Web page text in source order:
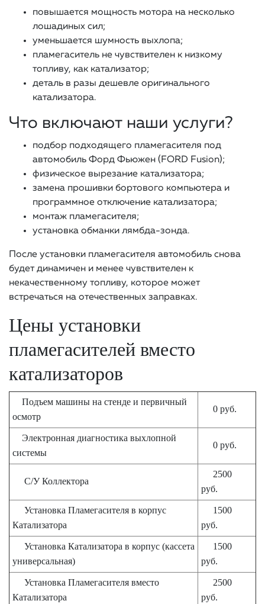
повышается мощность мотора на несколько
лошадиных сил;
уменьшается шумность выхлопа;
пламегаситель не чувствителен к низкому
топливу, как катализатор;
деталь в разы дешевле оригинального
катализатора.
Что включают наши услуги?
подбор подходящего пламегасителя под
автомобиль Форд Фьюжен (FORD Fusion);
физическое вырезание катализатора;
замена прошивки бортового компьютера и
программное отключение катализатора;
монтаж пламегасителя;
установка обманки лямбда-зонда.
После установки пламегасителя автомобиль снова
будет динамичен и менее чувствителен к
некачественному топливу, которое может
встречаться на отечественных заправках.
Цены установки
пламегасителей вместо
катализаторов
Подъем машины на стенде и первичный
осмотр
0 руб.
Электронная диагностика выхлопной
системы
0 руб.
С/У Коллектора
2500
руб.
Установка Пламегасителя в корпус
Катализатора
1500
руб.
Установка Катализатора в корпус (кассета
универсальная)
1500
руб.
Установка Пламегасителя вместо
Катализатора
2500
руб.